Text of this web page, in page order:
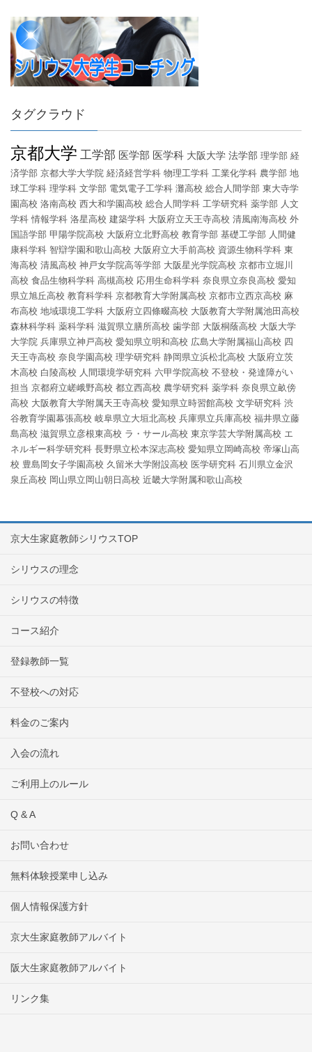
タグクラウド
京都大学 工学部 医学部 医学科 大阪大学 法学部 理学部 経
済学部 京都大学大学院 経済経営学科 物理工学科 工業化学科 農学部 地
球工学科 理学科 文学部 電気電子工学科 灘高校 総合人間学部 東大寺学
園高校 洛南高校 西大和学園高校 総合人間学科 工学研究科 薬学部 人文
学科 情報学科 洛星高校 建築学科 大阪府立天王寺高校 清風南海高校 外
国語学部 甲陽学院高校 大阪府立北野高校 教育学部 基礎工学部 人間健
康科学科 智辯学園和歌山高校 大阪府立大手前高校 資源生物科学科 東
海高校 清風高校 神戸女学院高等学部 大阪星光学院高校 京都市立堀川
高校 食品生物科学科 高槻高校 応用生命科学科 奈良県立奈良高校 愛知
県立旭丘高校 教育科学科 京都教育大学附属高校 京都市立西京高校 麻
布高校 地域環境工学科 大阪府立四條畷高校 大阪教育大学附属池田高校
森林科学科 薬科学科 滋賀県立膳所高校 歯学部 大阪桐蔭高校 大阪大学
大学院 兵庫県立神戸高校 愛知県立明和高校 広島大学附属福山高校 四
天王寺高校 奈良学園高校 理学研究科 静岡県立浜松北高校 大阪府立茨
木高校 白陵高校 人間環境学研究科 六甲学院高校 不登校・発達障がい
担当 京都府立嵯峨野高校 都立西高校 農学研究科 薬学科 奈良県立畝傍
高校 大阪教育大学附属天王寺高校 愛知県立時習館高校 文学研究科 渋
谷教育学園幕張高校 岐阜県立大垣北高校 兵庫県立兵庫高校 福井県立藤
島高校 滋賀県立彦根東高校 ラ・サール高校 東京学芸大学附属高校 エ
ネルギー科学研究科 長野県立松本深志高校 愛知県立岡崎高校 帝塚山高
校 豊島岡女子学園高校 久留米大学附設高校 医学研究科 石川県立金沢
泉丘高校 岡山県立岡山朝日高校 近畿大学附属和歌山高校
京大生家庭教師シリウスTOP
シリウスの理念
シリウスの特徴
コース紹介
登録教師一覧
不登校への対応
料金のご案内
入会の流れ
ご利用上のルール
Q & A
お問い合わせ
無料体験授業申し込み
個人情報保護方針
京大生家庭教師アルバイト
阪大生家庭教師アルバイト
リンク集